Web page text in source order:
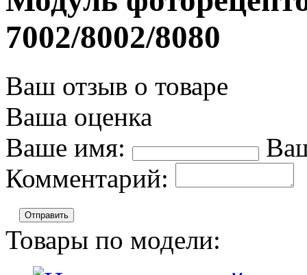
7002/8002/8080
Ваш отзыв о товаре
Ваша оценка
Ваше имя:
Комментарий:
Отправить
Товары по модели: